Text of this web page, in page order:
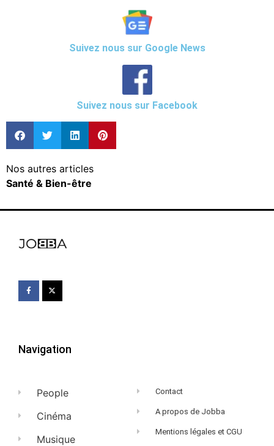
Suivez nous sur Google News
Suivez nous sur Facebook
Nos autres articles
Santé & Bien-être
Navigation
People
Cinéma
Musique
Contact
A propos de Jobba
Mentions légales et CGU